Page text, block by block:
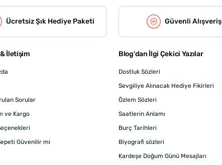
Ücretsiz Şık Hediye Paketi Güvenli Alışveriş
İletişim
Sorular
ve Kargo
Güvenilir mi
Blog'dan İlgi Çekici Yazılar
Dostluk Sözleri
Sevgiliye Alınacak Hediye Fikirleri
Özlem Sözleri
Saatlerin Anlamı
Burç Tarihleri
Biyografi sözleri
Kardeşe Doğum Günü Mesajları